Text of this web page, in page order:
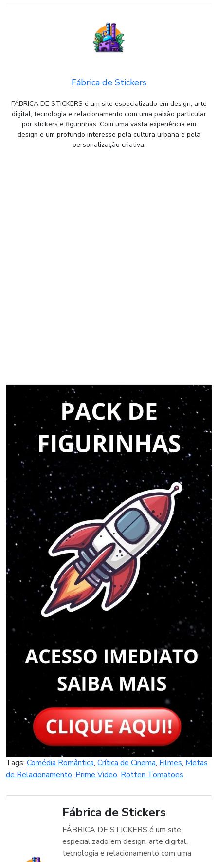
Fábrica de Stickers
FÁBRICA DE STICKERS é um site especializado em design, arte
digital, tecnologia e relacionamento com uma paixão particular
por stickers e figurinhas. Com uma vasta experiência em
design e um profundo interesse pela cultura urbana e pela
personalização criativa.
Tags: Comédia Romântica, Crítica de Cinema, Filmes, Metas
de Relacionamento, Prime Video, Rotten Tomatoes
Fábrica de Stickers
FÁBRICA DE STICKERS é um site
especializado em design, arte digital,
tecnologia e relacionamento com uma